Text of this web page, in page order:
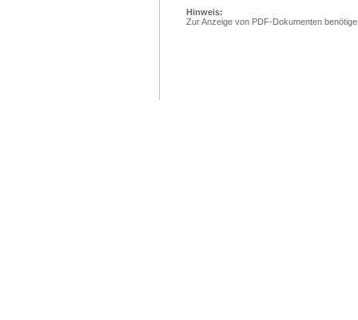
Hinweis:
Zur Anzeige von PDF-Dokumenten